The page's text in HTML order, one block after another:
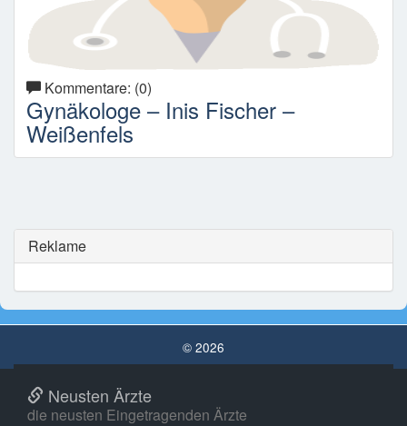
Kommentare: (0)
Gynäkologe – Inis Fischer –
Weißenfels
Reklame
© 2026
Neusten Ärzte
die neusten Eingetragenden Ärzte